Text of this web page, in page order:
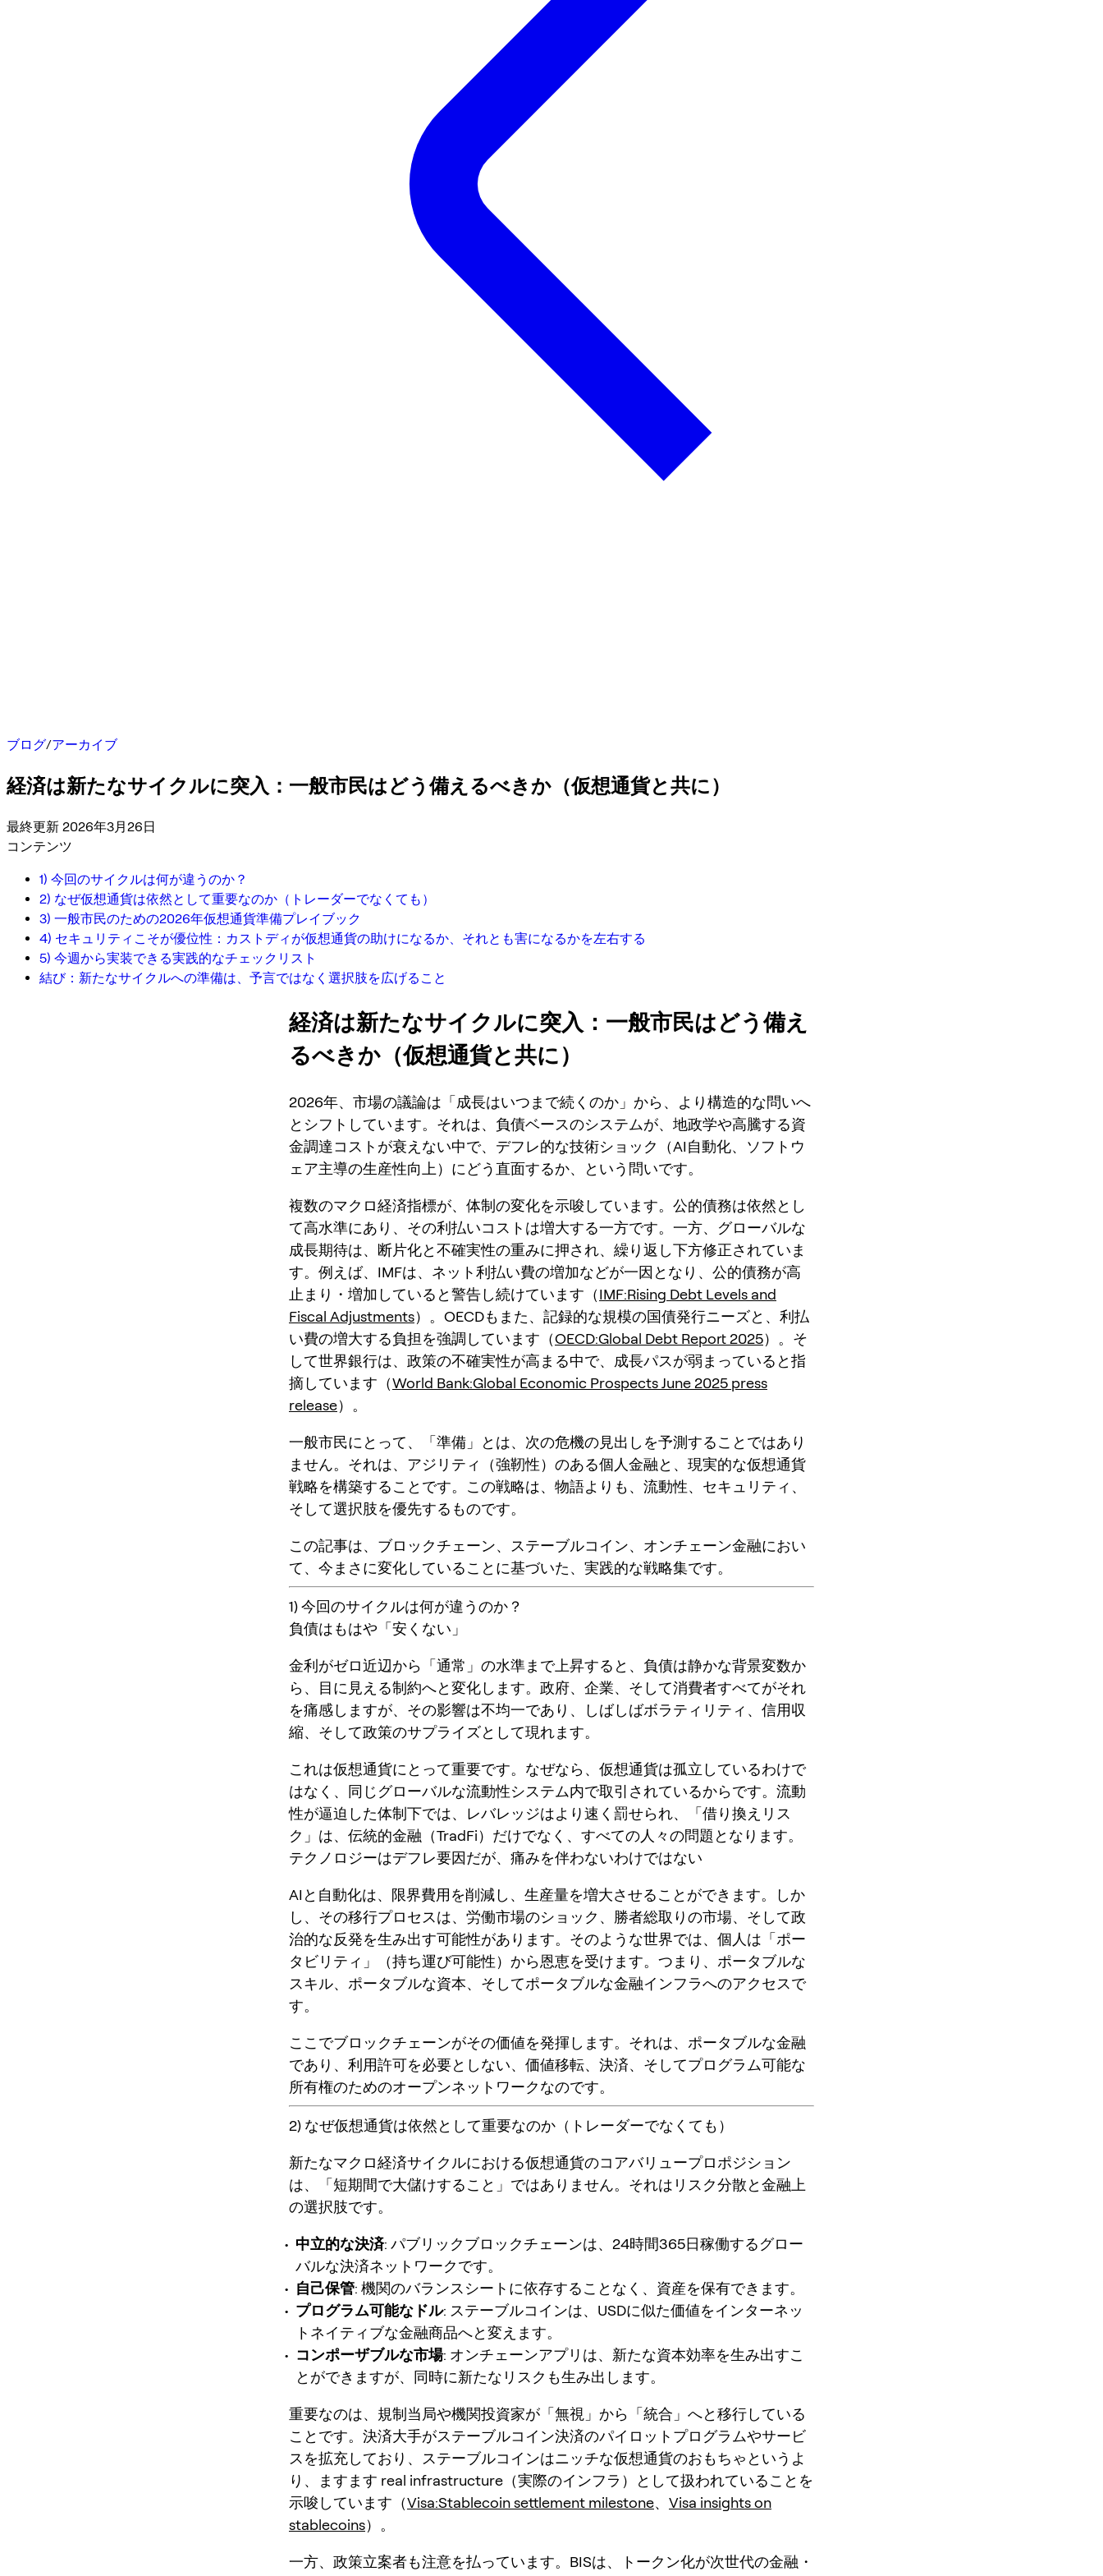
ブログ/アーカイブ
経済は新たなサイクルに突入：一般市民はどう備えるべきか（仮想通貨と共に）
最終更新 2026年3月26日
コンテンツ
1) 今回のサイクルは何が違うのか？
2) なぜ仮想通貨は依然として重要なのか（トレーダーでなくても）
3) 一般市民のための2026年仮想通貨準備プレイブック
4) セキュリティこそが優位性：カストディが仮想通貨の助けになるか、それとも害になるかを左右する
5) 今週から実装できる実践的なチェックリスト
結び：新たなサイクルへの準備は、予言ではなく選択肢を広げること
経済は新たなサイクルに突入：一般市民はどう備え
るべきか（仮想通貨と共に）
2026年、市場の議論は「成長はいつまで続くのか」から、より構造的な問いへ
とシフトしています。それは、負債ベースのシステムが、地政学や高騰する資
金調達コストが衰えない中で、デフレ的な技術ショック（AI自動化、ソフトウ
ェア主導の生産性向上）にどう直面するか、という問いです。
複数のマクロ経済指標が、体制の変化を示唆しています。公的債務は依然とし
て高水準にあり、その利払いコストは増大する一方です。一方、グローバルな
成長期待は、断片化と不確実性の重みに押され、繰り返し下方修正されていま
す。例えば、IMFは、ネット利払い費の増加などが一因となり、公的債務が高
止まり・増加していると警告し続けています（IMF:Rising Debt Levels and
Fiscal Adjustments）。OECDもまた、記録的な規模の国債発行ニーズと、利払
い費の増大する負担を強調しています（OECD:Global Debt Report 2025）。そ
して世界銀行は、政策の不確実性が高まる中で、成長パスが弱まっていると指
摘しています（World Bank:Global Economic Prospects June 2025 press
release）。
一般市民にとって、「準備」とは、次の危機の見出しを予測することではあり
ません。それは、アジリティ（強靭性）のある個人金融と、 現実的な仮想通貨
戦略を構築することです。この戦略は、物語よりも、流動性、セキュリティ、
そして選択肢を優先するものです。
この記事は、ブロックチェーン、ステーブルコイン、オンチェーン金融におい
て、 今まさに変化していることに基づいた、実践的な戦略集です。
1) 今回のサイクルは何が違うのか？
負債はもはや「安くない」
金利がゼロ近辺から「通常」の水準まで上昇すると、負債は静かな背景変数か
ら、目に見える制約へと変化します。政府、企業、そして消費者すべてがそれ
を痛感しますが、その影響は不均一であり、しばしばボラティリティ、信用収
縮、そして政策のサプライズとして現れます。
これは仮想通貨にとって重要です。なぜなら、仮想通貨は孤立しているわけで
はなく、同じグローバルな流動性システム内で取引されているからです。流動
性が逼迫した体制下では、レバレッジはより速く罰せられ、「借り換えリス
ク」は、伝統的金融（TradFi）だけでなく、すべての人々の問題となります。
テクノロジーはデフレ要因だが、痛みを伴わないわけではない
AIと自動化は、限界費用を削減し、生産量を増大させることができます。しか
し、その移行プロセスは、労働市場のショック、勝者総取りの市場、そして政
治的な反発を生み出す可能性があります。そのような世界では、個人は「ポー
タビリティ」（持ち運び可能性）から恩恵を受けます。つまり、ポータブルな
スキル、ポータブルな資本、そしてポータブルな金融インフラへのアクセスで
す。
ここでブロックチェーンがその価値を発揮します。それは、 ポータブルな金融
であり、利用許可を必要としない、価値移転、決済、そしてプログラム可能な
所有権のためのオープンネットワークなのです。
2) なぜ仮想通貨は依然として重要なのか（トレーダーでなくても）
新たなマクロ経済サイクルにおける仮想通貨のコアバリュープロポジション
は、「短期間で大儲けすること」ではありません。それは リスク分散と金融上
の選択肢です。
中立的な決済: パブリックブロックチェーンは、24時間365日稼働するグロー
バルな決済ネットワークです。
自己保管: 機関のバランスシートに依存することなく、資産を保有できます。
プログラム可能なドル: ステーブルコインは、USDに似た価値をインターネッ
トネイティブな金融商品へと変えます。
コンポーザブルな市場: オンチェーンアプリは、新たな資本効率を生み出すこ
とができますが、同時に新たなリスクも生み出します。
重要なのは、規制当局や機関投資家が「無視」から「統合」へと移行している
ことです。決済大手がステーブルコイン決済のパイロットプログラムやサービ
スを拡充しており、ステーブルコインはニッチな仮想通貨のおもちゃというよ
り、ますます real infrastructure（実際のインフラ）として扱われていることを
示唆しています（Visa:Stablecoin settlement milestone、 Visa insights on
stablecoins）。
一方、政策立案者も注意を払っています。BISは、トークン化が次世代の金融・